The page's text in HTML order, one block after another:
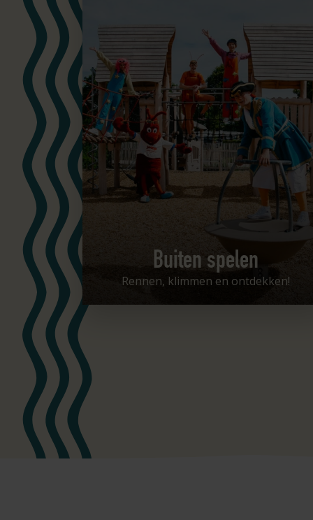
Buiten spelen
Rennen, klimmen en ontdekken!